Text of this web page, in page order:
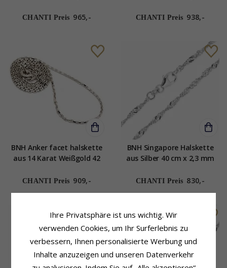
CHANTI Preis 965,- CHANTI Preis 938,-
BNH Anker facet halskette
aus 14 Karat Weißgold 42
CHANTI Preis 909,-
BNH Singapore Halskette
aus Silber 40 cm x 2,3 mm
CHANTI Preis 830,-
Ihre Privatsphäre ist uns wichtig. Wir
verwenden Cookies, um Ihr Surferlebnis zu
verbessern, Ihnen personalisierte Werbung und
Inhalte anzuzeigen und unseren Datenverkehr